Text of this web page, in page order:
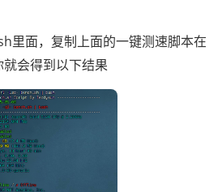
里面，复制上面的一键测速脚本在
会得到以下结果